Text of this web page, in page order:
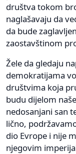
društva tokom
naglašavaju da
da bude
zaostavštinom
Žele da gledaju
demokratijama
društvima koja
budu dijelom
nedosanjani san
lično,
dio Evrope i nije
njegovim